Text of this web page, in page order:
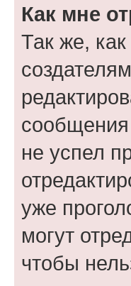
Как мне
Так же,
сообщения
не успел
уже
могут
чтобы